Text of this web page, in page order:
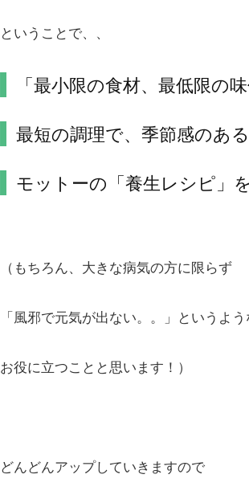
ということで、、
「最小限の食材、最低限の
最短の調理で、季節感のあ
モットーの「養生レシピ」
（もちろん、大きな病気の方に限らず
「風邪で元気が出ない。。」というよ
お役に立つことと思います！）
どんどんアップしていきますので